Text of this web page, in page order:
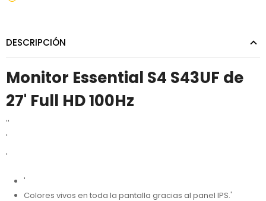
DESCRIPCIÓN
Monitor Essential S4 S43UF de
27' Full HD 100Hz
''
'
'
'
Colores vivos en toda la pantalla gracias al panel IPS.'